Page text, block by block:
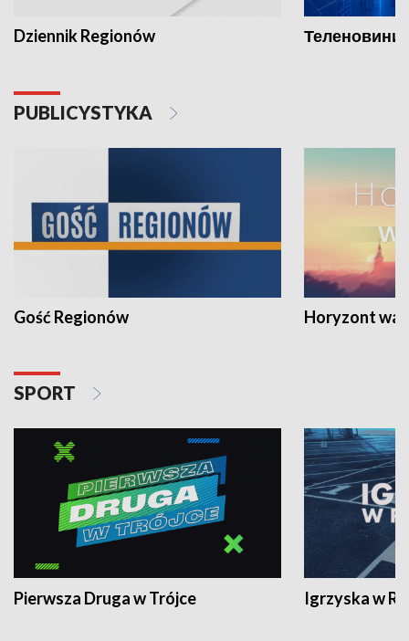
Dziennik Regionów Теленовини
PUBLICYSTYKA
Gość Regionów Horyzont
SPORT
Pierwsza Druga w Trójce Igrzyska w